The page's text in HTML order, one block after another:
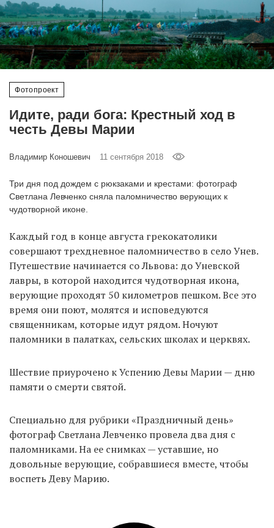
EN
UA
Фотопроект
Идите, ради бога: Крестный ход в
честь Девы Марии
Владимир Коношевич 11 сентября 2018
Три дня под дождем с рюкзаками и крестами: фотограф
Светлана Левченко сняла паломничество верующих к
чудотворной иконе.
Каждый год в конце августа грекокатолики
совершают трехдневное паломничество в село Унев.
Путешествие начинается со Львова: до Уневской
лавры, в которой находится чудотворная икона,
верующие проходят 50 километров пешком. Все это
время они поют, молятся и исповедуются
священникам, которые идут рядом. Ночуют
паломники в палатках, сельских школах и церквях.
Шествие приурочено к Успению Девы Марии — дню
памяти о смерти святой.
Специально для рубрики «Праздничный день»
фотограф Светлана Левченко провела два дня с
паломниками. На ее снимках — уставшие, но
довольные верующие, собравшиеся вместе, чтобы
воспеть Деву Марию.